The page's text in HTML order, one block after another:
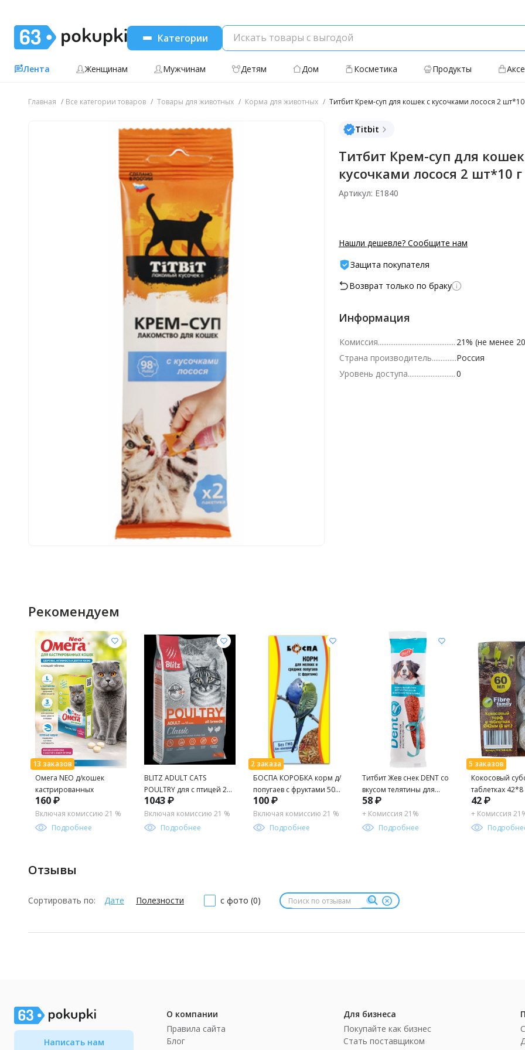
Категории
Лента Женщинам Мужчинам Детям Дом Косметика Продукты
Главная Все категории товаров Товары для животных Корма для животных Титбит Крем-суп для кошек с кусочками лосося 2 шт*10
Titbit
Титбит Крем-суп для
кусочками лосося 2 шт*10 г
Артикул: Е1840
Нашли дешевле? Сообщите нам
Защита покупателя
Возврат только по браку
Информация
Комиссия
21% (не менее
Страна производитель
Россия
Уровень доступа
0
Рекомендуем
Омега NEO д/кошек
кастрированных
160 ₽
Включая комиссию 21 %
Подробнее
BLITZ ADULT CATS
POULTRY для с птицей 2
кг BCD06-1-02000
1043 ₽
Включая комиссию 21 %
Подробнее
БОСПА КОРОБКА корм д/
попугаев с фруктами 500
г.100 ₽
Включая комиссию 21 %
Подробнее
Титбит Жев снек DENT со
вкусом телятины для
собак сред .77г
4690538024973
58₽
+ Комиссия 21%
Подробнее
Кокосовый
таблетках
в упак. FIBRE
42₽
+ Комиссия
Отзывы
Сортировать по: Дате Полезности с фото (0)
Написать нам
О компании
Правила сайта
Блог
Для бизнеса
Покупайте как бизнес
Стать поставщиком